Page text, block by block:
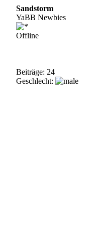
Sandstorm
YaBB Newbies
Offline
Beiträge: 24
Geschlecht: